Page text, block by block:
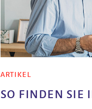
ARTIKEL
SO FINDEN SIE